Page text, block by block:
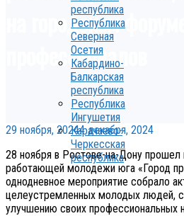
республика
Республика
Северная
Осетия
Кабардино-
Балкарская
республика
Республика
Ингушетия
Карачаево-
Черкесская
республика
на городском
профессионалов
29 ноября, 20244 декабря, 2024
28 ноября в Ростове-на-Дону
работающей молодежи юга «Город
однодневное мероприятие собрало
целеустремленных молодых людей,
улучшению своих профессиональных